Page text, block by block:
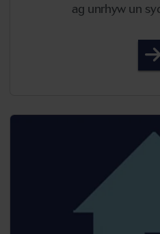
ag unrhyw un